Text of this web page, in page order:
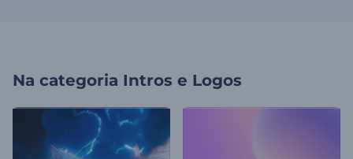
Na categoria Intros e Logos